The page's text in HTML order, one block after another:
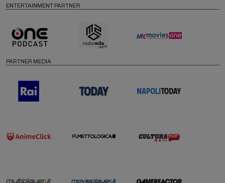
ENTERTAINMENT PARTNER
PARTNER MEDIA